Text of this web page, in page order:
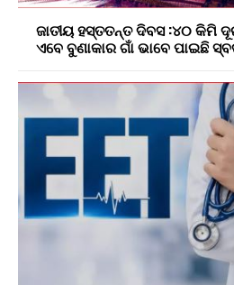
ଜାତୀୟ ହସ୍ତତନ୍ତ ଦିବସ :୪୦ କିମି
ଏବେ ବୁଣାକାର ଗାଁ ଭାବେ ପାଇଛି